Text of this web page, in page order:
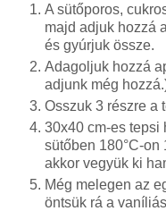
A sütőporos,
majd adjuk hozzá
és gyúrjuk össze.
Adagoljuk hozzá
adjunk még
Osszuk 3 részre a
30x40 cm-es tepsi
sütőben 180°C-on
akkor vegyük ki
Még melegen az
öntsük rá a